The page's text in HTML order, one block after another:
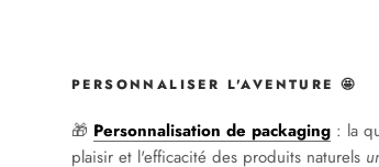
PERSONNALISER L'AVENTURE 🤩
🎁 Personnalisation de packaging : la
plaisir et l'efficacité des produits naturels